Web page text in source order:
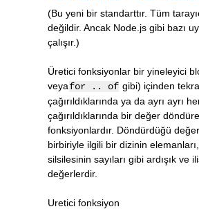
(Bu yeni bir standarttır. Tüm
değildir. Ancak Node.js gibi bazı
çalışır.)
Üretici fonksiyonlar bir yineleyici
veyafor .. of gibi) içinden
çağırıldıklarında ya da ayrı ayrı
çağırıldıklarında bir değer
fonksiyonlardır. Döndürdüğü
birbiriyle ilgili bir dizinin
silsilesinin sayıları gibi ardışık ve
değerlerdir.
Uretici fonksiyon